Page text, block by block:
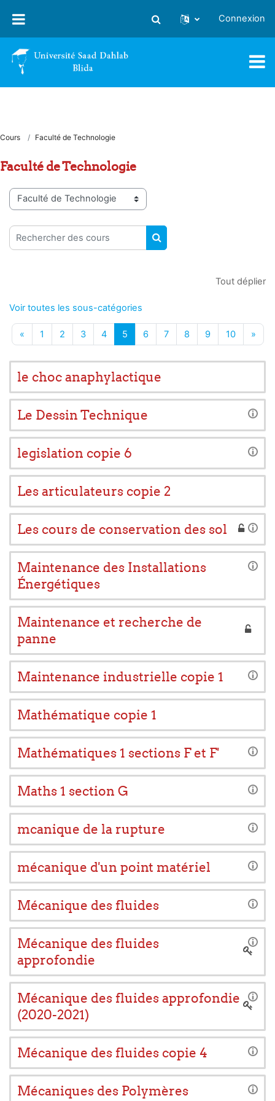
Activer/désactiver la saisie
Connexion
Cours Faculté de Technologie
Faculté de Technologie
Catégories de cours
Rechercher des cours
RECHERCHER DES
Tout déplier
Voir toutes les sous-catégories
«Page précédente
1 Page 1
2Page 2
3Page 3
4Page 4
5Page 5
6Page 6
7Page 7
8Page 8
9Page 9
10Page 10
»
le choc anaphylactique
Le Dessin Technique
legislation copie 6
Les articulateurs copie 2
Les cours de conservation des sol
Maintenance des Installations
Énergétiques
Maintenance et recherche de
panne
Maintenance industrielle copie 1
Mathématique copie 1
Mathématiques 1 sections F et F'
Maths 1 section G
mcanique de la rupture
mécanique d'un point matériel
Mécanique des fluides
Mécanique des fluides
approfondie
Mécanique des fluides approfondie
(2020-2021)
Mécanique des fluides copie 4
Mécaniques des Polymères